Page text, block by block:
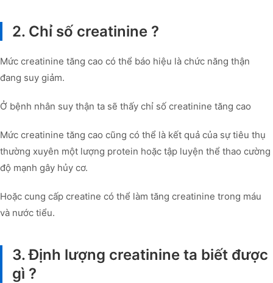
2. Chỉ số creatinine ?
Mức creatinine tăng cao có thể báo hiệu là chức năng thận
đang suy giảm.
Ở bệnh nhân suy thận ta sẽ thấy chỉ số creatinine tăng cao
Mức creatinine tăng cao cũng có thể là kết quả của sự tiêu thụ
thường xuyên một lượng protein hoặc tập luyện thể thao cường
độ mạnh gây hủy cơ.
Hoặc cung cấp creatine có thể làm tăng creatinine trong máu
và nước tiểu.
3. Định lượng creatinine ta biết được
gì ?